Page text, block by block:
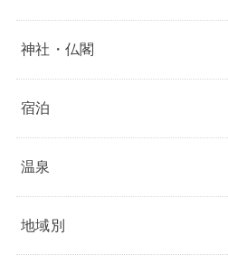
神社・仏閣
宿泊
温泉
地域別